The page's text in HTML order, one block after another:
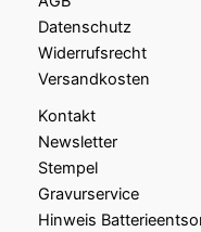
Datenschutz
Widerrufsrecht
Versandkosten
Kontakt
Newsletter
Stempel
Gravurservice
Hinweis